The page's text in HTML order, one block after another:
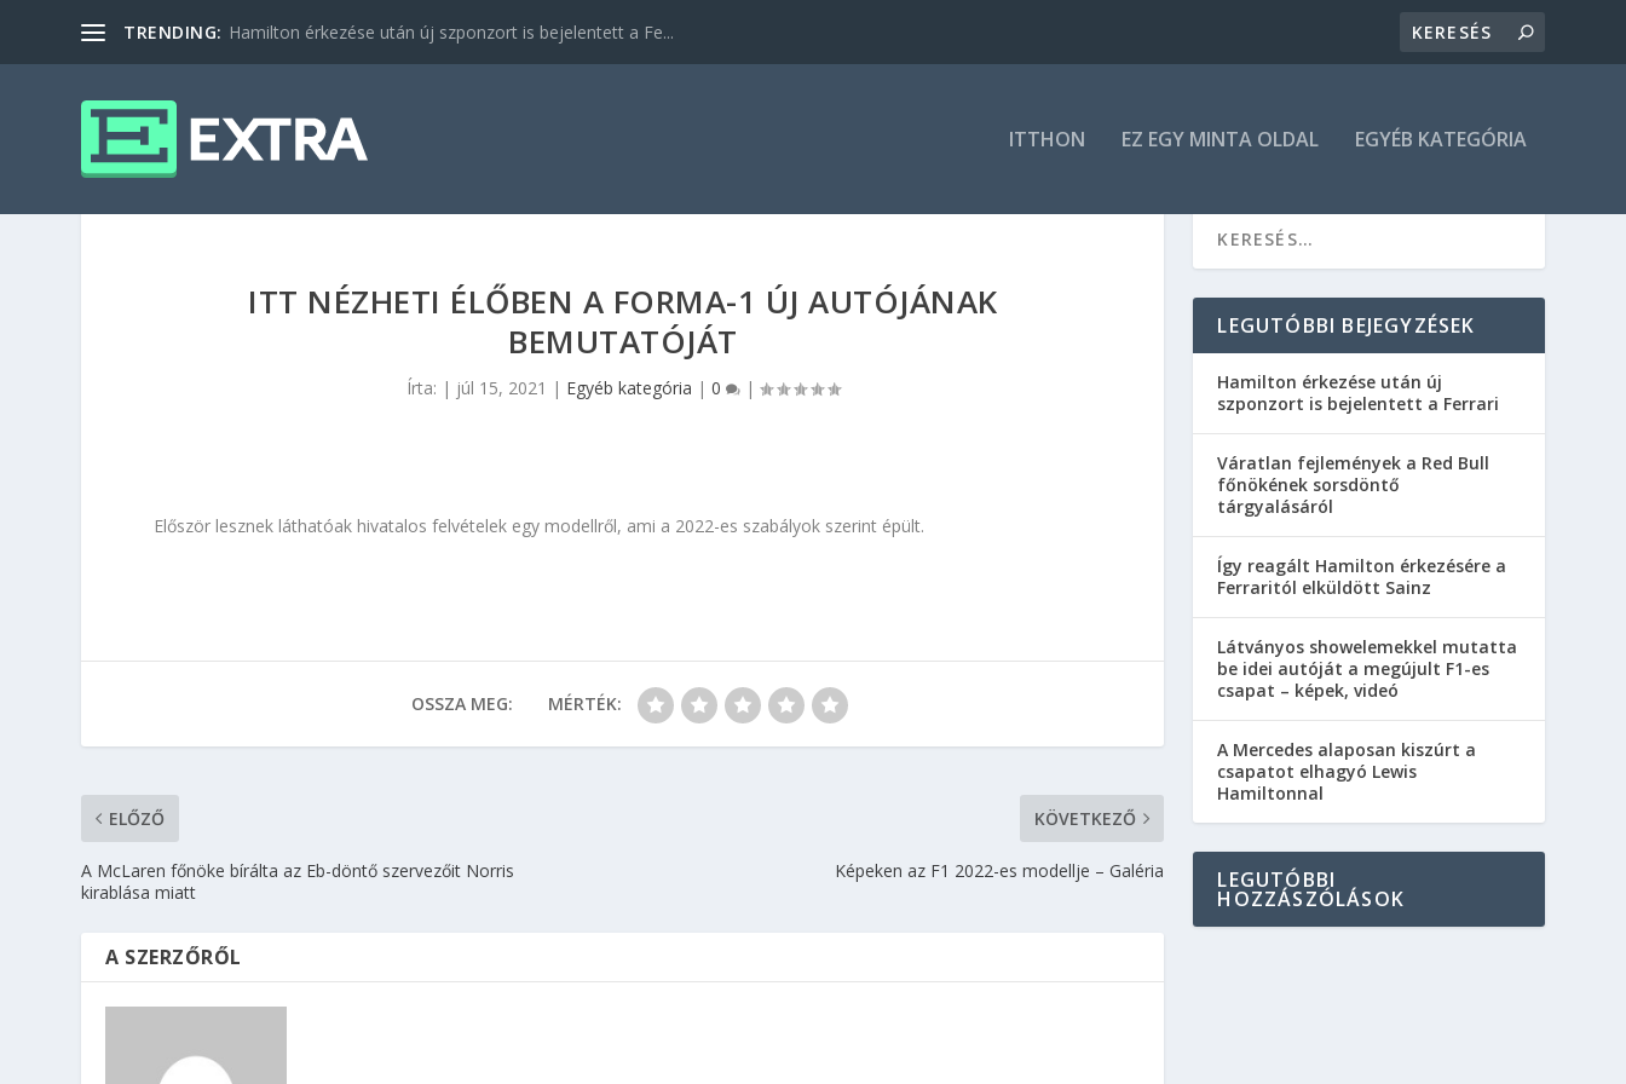
TRENDING: Hamilton érkezése után új szponzort is bejelentett a Fe...
ITTHON EZ EGY MINTA OLDAL EGYÉB KATEGÓRIA
ITT NÉZHETI ÉLŐBEN A FORMA-1 ÚJ AUTÓJÁNAK
BEMUTATÓJÁT
Írta: | júl 15, 2021 | Egyéb kategória | 0 |
Először lesznek láthatóak hivatalos felvételek egy modellről, ami a 2022-es szabályok szerint épült.
OSSZA MEG: MÉRTÉK:
ELŐZŐ
A McLaren főnöke bírálta az Eb-döntő szervezőit Norris
kirablása miatt
KÖVETKEZŐ
Képeken az F1 2022-es modellje – Galéria
A SZERZŐRŐL
LEGUTÓBBI BEJEGYZÉSEK
Hamilton érkezése után új
szponzort is bejelentett a Ferrari
Váratlan fejlemények a Red Bull
főnökének sorsdöntő
tárgyalásáról
Így reagált Hamilton érkezésére a
Ferraritól elküldött Sainz
Látványos showelemekkel mutatta
be idei autóját a megújult F1-es
csapat – képek, videó
A Mercedes alaposan kiszúrt a
csapatot elhagyó Lewis
Hamiltonnal
LEGUTÓBBI
HOZZÁSZÓLÁSOK